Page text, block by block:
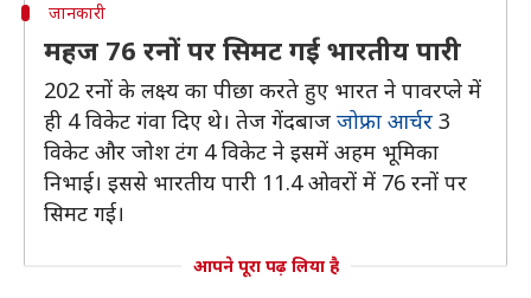
जानकारी
महज 76 रनों पर सिमट गई भारतीय पारी
202 रनों के लक्ष्य का पीछा करते हुए भारत ने पावरप्ले में
ही 4 विकेट गंवा दिए थे। तेज गेंदबाज जोफ्रा आर्चर 3
विकेट और जोश टंग 4 विकेट ने इसमें अहम भूमिका
निभाई। इससे भारतीय पारी 11.4 ओवरों में 76 रनों पर
सिमट गई।
आपने पूरा पढ़ लिया है